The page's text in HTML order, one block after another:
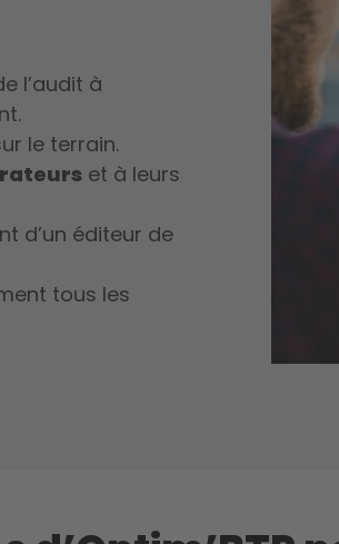
l’audit à
le terrain.
et à leurs
d’un éditeur de
tous les